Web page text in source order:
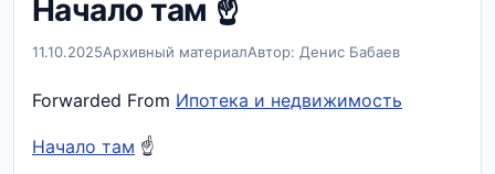
Начало там ☝️
11.10.2025Архивный материалАвтор: Денис Бабаев
Forwarded From Ипотека и недвижимость
Начало там ☝️